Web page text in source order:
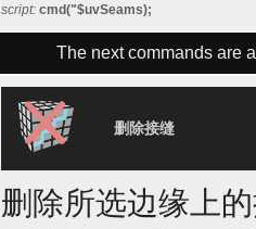
script: cmd("$uvSeams);
The next commands are
删除接缝
删除所选边缘上